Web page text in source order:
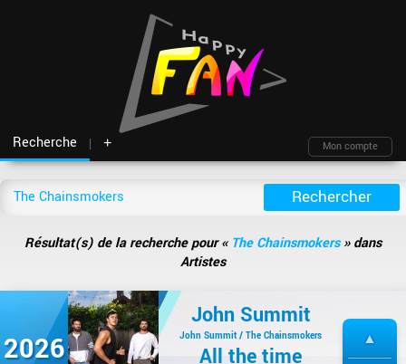
Recherche +
Fil d'actu
Membres
Playlists
Hasard
Moteur de recherche
Archives
Mon compte
Résultat(s) de la recherche pour «The Chainsmokers» dans
Artistes
2026
John Summit
John Summit / The Chainsmokers
All the time